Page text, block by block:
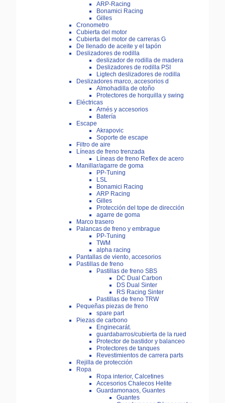
ARP-Racing
Bonamici Racing
Gilles
Cronometro
Cubierta del motor
Cubierta del motor de carreras G
De llenado de aceite y el tapón
Deslizadores de rodilla
deslizador de rodilla de madera
Deslizadores de rodilla PSI
Ligtech deslizadores de rodilla
Deslizadores marco, accesorios d
Almohadilla de otoño
Protectores de horquilla y swing
Eléctricas
Arnés y accesorios
Batería
Escape
Akrapovic
Soporte de escape
Filtro de aire
Líneas de freno trenzada
Líneas de freno Reflex de acero
Manillar/agarre de goma
PP-Tuning
LSL
Bonamici Racing
ARP Racing
Gilles
Protección del tope de dirección
agarre de goma
Marco trasero
Palancas de freno y embrague
PP-Tuning
TWM
alpha racing
Pantallas de viento, accesorios
Pastillas de freno
Pastillas de freno SBS
DC Dual Carbon
DS Dual Sinter
RS Racing Sinter
Pastillas de freno TRW
Pequeñas piezas de freno
spare part
Piezas de carbono
Enginecarát.
guardabarros/cubierta de la rued
Protector de bastidor y balanceo
Protectores de tanques
Revestimientos de carrera parts
Rejilla de protección
Ropa
Ropa interior, Calcetines
Accesorios Chalecos Helite
Guardamonaos, Guantes
Guantes